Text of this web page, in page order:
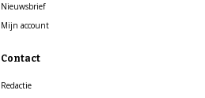
Nieuwsbrief
Mijn account
Contact
Redactie